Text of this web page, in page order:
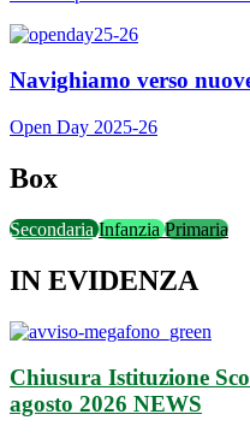
Navighiamo verso
Open Day 2025-26
Box
SecondariaInfanziaPrimaria
IN EVIDENZA
Chiusura Istituzione
agosto 2026 NEWS